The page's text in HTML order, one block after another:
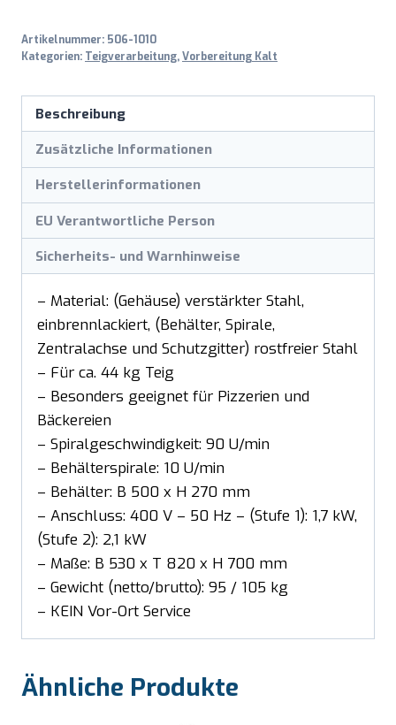
Artikelnummer: 506-1010
Kategorien: Teigverarbeitung,Vorbereitung Kalt
Beschreibung
Zusätzliche Informationen
Herstellerinformationen
EU Verantwortliche Person
Sicherheits- und Warnhinweise
– Material: (Gehäuse) verstärkter Stahl,
einbrennlackiert, (Behälter, Spirale,
Zentralachse und Schutzgitter) rostfreier Stahl
– Für ca. 44 kg Teig
– Besonders geeignet für Pizzerien und
Bäckereien
– Spiralgeschwindigkeit: 90 U/min
– Behälterspirale: 10 U/min
– Behälter: B 500 x H 270 mm
– Anschluss: 400 V – 50 Hz – (Stufe 1): 1,7 kW,
(Stufe 2): 2,1 kW
– Maße: B 530 x T 820 x H 700 mm
– Gewicht (netto/brutto): 95 / 105 kg
– KEIN Vor-Ort Service
Ähnliche Produkte